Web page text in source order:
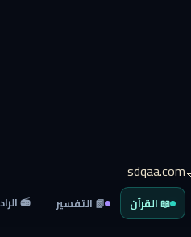
📖 القرآن 📗 التفسير 📻